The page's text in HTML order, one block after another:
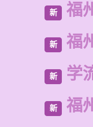
新 福
新 福
新 学
新 福